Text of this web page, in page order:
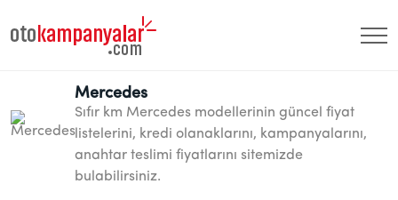
Mercedes
Sıfır km Mercedes modellerinin güncel fiyat
listelerini, kredi olanaklarını, kampanyalarını,
anahtar teslimi fiyatlarını sitemizde
bulabilirsiniz.